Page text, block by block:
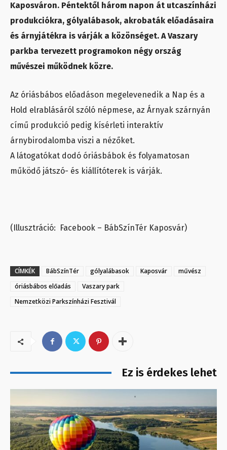
Kaposváron. Péntektől három napon át utcaszínházi
produkciókra, gólyalábasok, akrobaták előadásaira
és árnyjátékra is várják a közönséget. A Vaszary
parkba tervezett programokon négy ország
művészei működnek közre.
Az óriásbábos előadáson megelevenedik a Nap és a
Hold elrablásáról szóló népmese, az Árnyak szárnyán
című produkció pedig kísérleti interaktív
árnybirodalomba viszi a nézőket.
A látogatókat dodó óriásbábok és folyamatosan
működő játszó- és kiállítóterek is várják.
(Illusztráció: Facebook – BábSzínTér Kaposvár)
CÍMKÉK BábSzínTér gólyalábasok Kaposvár
művész
óriásbábos előadás
Vaszary park
Nemzetközi Parkszínházi Fesztivál
Ez is érdekes lehet